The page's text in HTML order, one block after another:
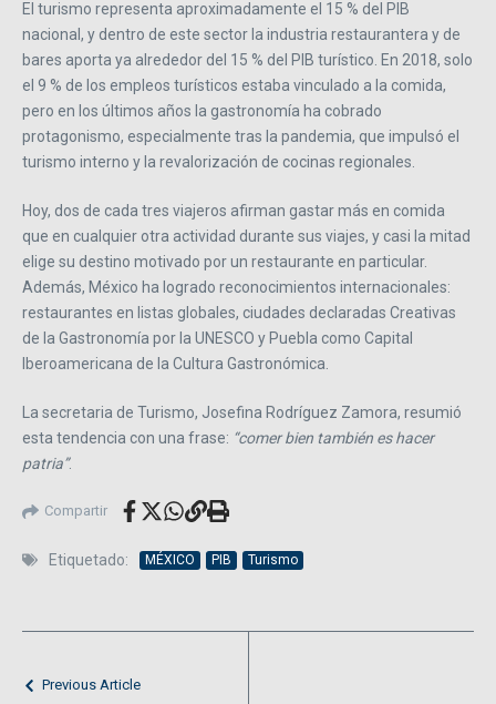
El turismo representa aproximadamente el 15 % del PIB
nacional, y dentro de este sector la industria restaurantera y de
bares aporta ya alrededor del 15 % del PIB turístico. En 2018, solo
el 9 % de los empleos turísticos estaba vinculado a la comida,
pero en los últimos años la gastronomía ha cobrado
protagonismo, especialmente tras la pandemia, que impulsó el
turismo interno y la revalorización de cocinas regionales.
Hoy, dos de cada tres viajeros afirman gastar más en comida
que en cualquier otra actividad durante sus viajes, y casi la mitad
elige su destino motivado por un restaurante en particular.
Además, México ha logrado reconocimientos internacionales:
restaurantes en listas globales, ciudades declaradas Creativas
de la Gastronomía por la UNESCO y Puebla como Capital
Iberoamericana de la Cultura Gastronómica.
La secretaria de Turismo, Josefina Rodríguez Zamora, resumió
esta tendencia con una frase: “comer bien también es hacer
patria”.
Compartir
Etiquetado: MÉXICO PIB Turismo
Previous Article